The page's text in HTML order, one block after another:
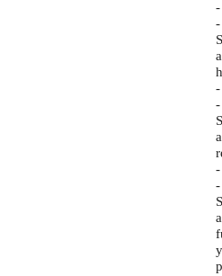
-
-
-
-
-
-